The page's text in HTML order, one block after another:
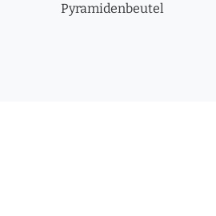
Pyramidenbeutel